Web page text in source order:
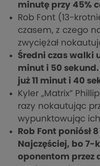
minutę przy 45%
Rob Font (13-
czasem, z czego
zwyciężał
Średni czas walki
minut i 50
już 11 minut i 40
Kyler „Matrix”
razy nokautując
wypunktowując
Rob Font poniósł
Najczęściej, bo 7-
oponentom przez